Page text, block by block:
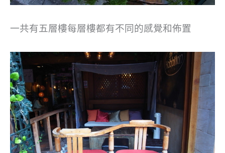
一共有五層樓每層樓都有不同的感覺和佈置